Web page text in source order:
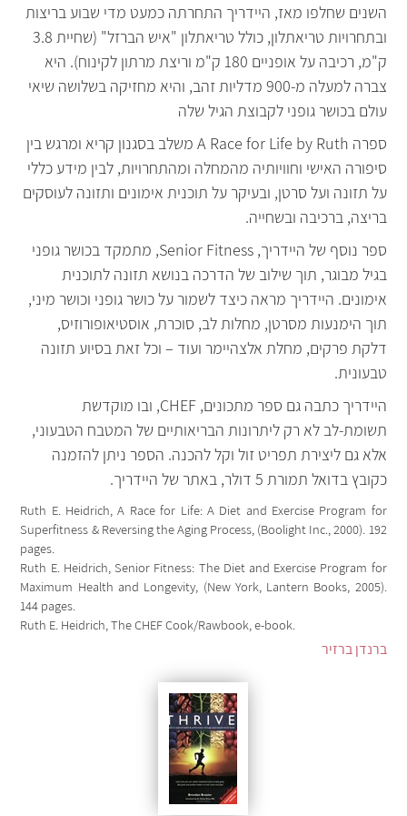
השנים שחלפו מאז, היידריך התחרתה כמעט מדי שבוע בריצות
ובתחרויות טריאתלון, כולל טריאתלון "איש הברזל" (שחיית 3.8
ק"מ, רכיבה על אופניים 180 ק"מ וריצת מרתון לקינוח). היא
צברה למעלה מ-900 מדליות זהב, והיא מחזיקה בשלושה שיאי
עולם בכושר גופני לקבוצת הגיל שלה
ספרה A Race for Life by Ruth משלב בסגנון קריא ומרגש בין
סיפורה האישי וחוויותיה מהמחלה ומהתחרויות, לבין מידע כללי
על תזונה ועל סרטן, ובעיקר על תוכנית אימונים ותזונה לעוסקים
בריצה, ברכיבה ובשחייה.
ספר נוסף של היידריך, Senior Fitness, מתמקד בכושר גופני
בגיל מבוגר, תוך שילוב של הדרכה בנושא תזונה לתוכנית
אימונים. היידריך מראה כיצד לשמור על כושר גופני וכושר מיני,
תוך הימנעות מסרטן, מחלות לב, סוכרת, אוסטיאופורוזיס,
דלקת פרקים, מחלת אלצהיימר ועוד – וכל זאת בסיוע תזונה
טבעונית.
היידריך כתבה גם ספר מתכונים, CHEF, ובו מוקדשת
תשומת-לב לא רק ליתרונות הבריאותיים של המטבח הטבעוני,
אלא גם ליצירת תפריט זול וקל להכנה. הספר ניתן להזמנה
כקובץ בדואל תמורת 5 דולר, באתר של היידריך.
Ruth E. Heidrich, A Race for Life: A Diet and Exercise Program for
Superfitness & Reversing the Aging Process, (Boolight Inc., 2000). 192
pages.
Ruth E. Heidrich, Senior Fitness: The Diet and Exercise Program for
Maximum Health and Longevity, (New York, Lantern Books, 2005).
144 pages.
Ruth E. Heidrich, The CHEF Cook/Rawbook, e-book.
ברנדן ברזיר